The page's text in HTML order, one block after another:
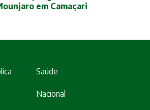
em Camaçari
Saúde
Nacional